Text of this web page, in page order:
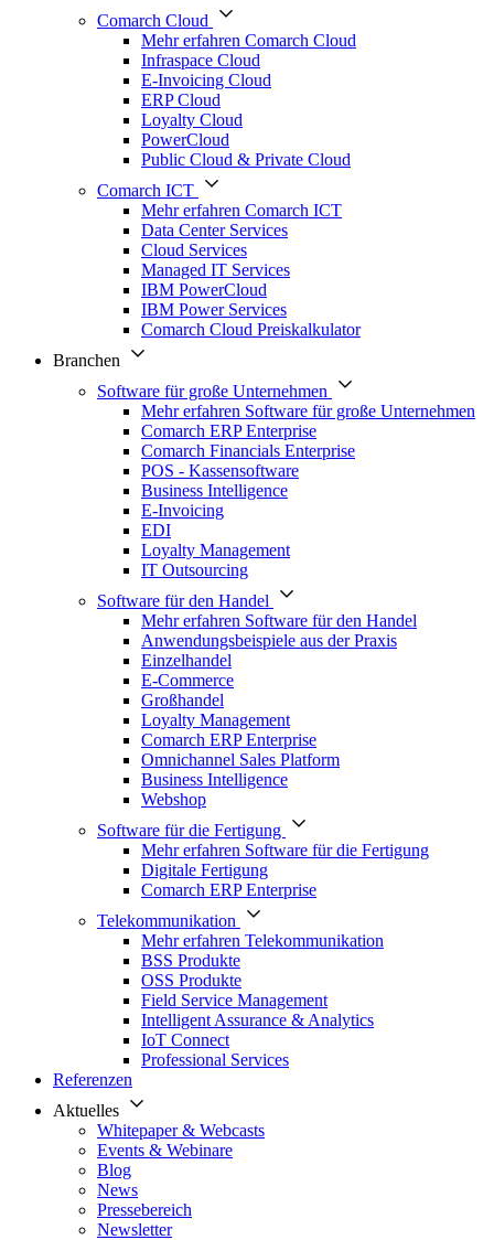
Comarch Cloud
Mehr erfahren Comarch Cloud
Infraspace Cloud
E-Invoicing Cloud
ERP Cloud
Loyalty Cloud
PowerCloud
Public Cloud & Private Cloud
Comarch ICT
Mehr erfahren Comarch ICT
Data Center Services
Cloud Services
Managed IT Services
IBM PowerCloud
IBM Power Services
Comarch Cloud Preiskalkulator
Branchen
Software für große Unternehmen
Mehr erfahren Software für große Unternehmen
Comarch ERP Enterprise
Comarch Financials Enterprise
POS - Kassensoftware
Business Intelligence
E-Invoicing
EDI
Loyalty Management
IT Outsourcing
Software für den Handel
Mehr erfahren Software für den Handel
Anwendungsbeispiele aus der Praxis
Einzelhandel
E-Commerce
Großhandel
Loyalty Management
Comarch ERP Enterprise
Omnichannel Sales Platform
Business Intelligence
Webshop
Software für die Fertigung
Mehr erfahren Software für die Fertigung
Digitale Fertigung
Comarch ERP Enterprise
Telekommunikation
Mehr erfahren Telekommunikation
BSS Produkte
OSS Produkte
Field Service Management
Intelligent Assurance & Analytics
IoT Connect
Professional Services
Referenzen
Aktuelles
Whitepaper & Webcasts
Events & Webinare
Blog
News
Pressebereich
Newsletter